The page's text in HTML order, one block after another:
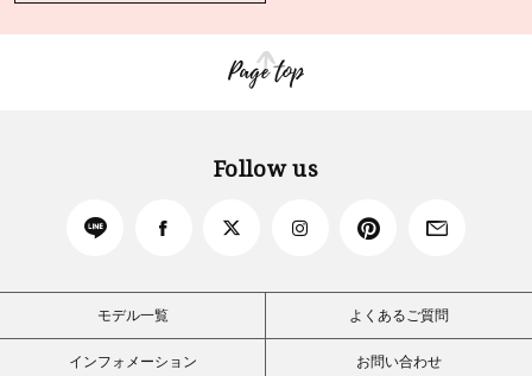
Page top
Follow us
モデル一覧 よくあるご質問
インフォメーション お問い合わせ